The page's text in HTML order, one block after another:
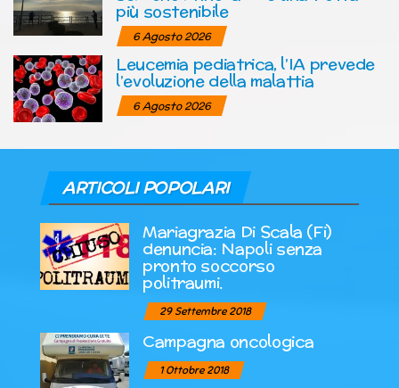
più sostenibile
6 Agosto 2026
Leucemia pediatrica, l’IA prevede
l’evoluzione della malattia
6 Agosto 2026
ARTICOLI POPOLARI
Mariagrazia Di Scala (Fi)
denuncia: Napoli senza
pronto soccorso
politraumi.
29 Settembre 2018
Campagna oncologica
1 Ottobre 2018